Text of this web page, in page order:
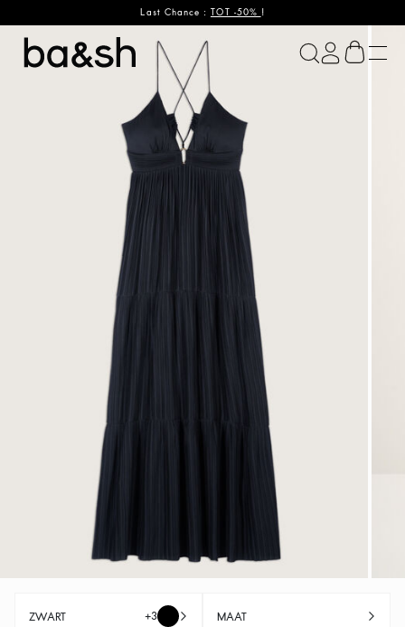
Last Chance : TOT -50% !
ba&sh
ZWART +3 MAAT